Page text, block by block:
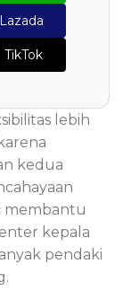
Lazada
TikTok
lebih
kedua
membantu
kepala
pendaki